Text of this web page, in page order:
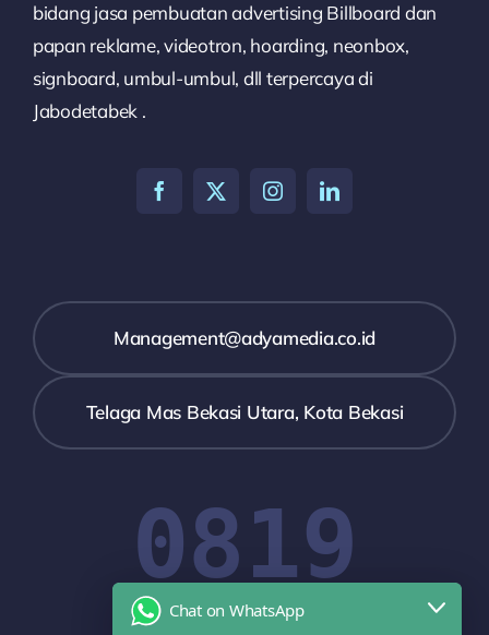
bidang jasa pembuatan advertising Billboard dan
papan reklame, videotron, hoarding, neonbox,
signboard, umbul-umbul, dll terpercaya di
Jabodetabek .
Management@adyamedia.co.id
Telaga Mas Bekasi Utara, Kota Bekasi
0819
Chat on WhatsApp